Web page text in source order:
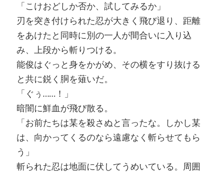
「こけおどしか否か、試してみるか」
刃を突き付けられた忍が大きく飛び退り、距離
をあけたと同時に別の一人が間合いに入り込
み、上段から斬りつける。
能俊はぐっと身をかがめ、その横をすり抜ける
と共に鋭く胴を薙いだ。
「ぐぅ……！」
暗闇に鮮血が飛び散る。
「お前たちは某を殺さぬと言ったな。しかし某
は、向かってくるのなら遠慮なく斬らせてもら
う」
斬られた忍は地面に伏してうめいている。周囲